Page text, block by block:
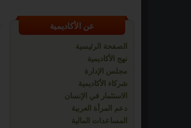
عن الأكاديمية
الصفحة الرئيسية
نهج الأكاديمية
مجلس الإدارة
شركاء الأكاديمية
الاستثمار في الإنسان
دعم المرأة العربية
المساعدات المالية